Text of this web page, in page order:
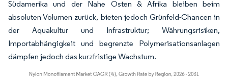
Südamerika und der Nahe Osten & Afrika bleiben beim
absoluten Volumen zurück, bieten jedoch Grünfeld-Chancen in
der Aquakultur und Infrastruktur; Währungsrisiken,
Importabhängigkeit und begrenzte Polymerisationsanlagen
dämpfen jedoch das kurzfristige Wachstum.